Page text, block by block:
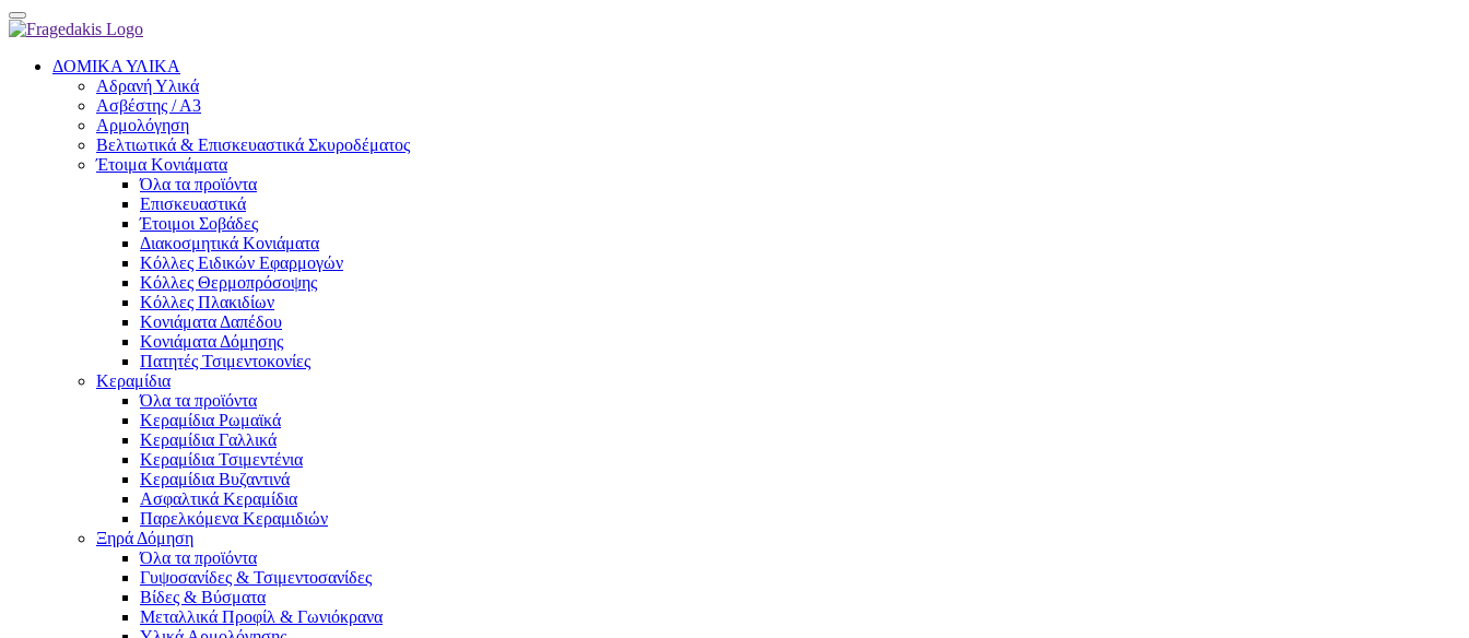
ΔΟΜΙΚΑ ΥΛΙΚΑ
Αδρανή Υλικά
Ασβέστης / Α3
Αρμολόγηση
Βελτιωτικά & Επισκευαστικά Σκυροδέματος
Έτοιμα Κονιάματα
Όλα τα προϊόντα
Επισκευαστικά
Έτοιμοι Σοβάδες
Διακοσμητικά Κονιάματα
Κόλλες Ειδικών Εφαρμογών
Κόλλες Θερμοπρόσοψης
Κόλλες Πλακιδίων
Κονιάματα Δαπέδου
Κονιάματα Δόμησης
Πατητές Τσιμεντοκονίες
Κεραμίδια
Όλα τα προϊόντα
Κεραμίδια Ρωμαϊκά
Κεραμίδια Γαλλικά
Κεραμίδια Τσιμεντένια
Κεραμίδια Βυζαντινά
Ασφαλτικά Κεραμίδια
Παρελκόμενα Κεραμιδιών
Ξηρά Δόμηση
Όλα τα προϊόντα
Γυψοσανίδες & Τσιμεντοσανίδες
Βίδες & Βύσματα
Μεταλλικά Προφίλ & Γωνιόκρανα